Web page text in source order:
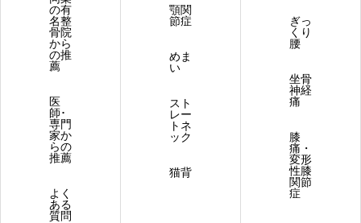
の有
名整
骨院
から
の推
薦
医
師･
専門
家か
らの
推薦
よく
ある
質問
顎関
節症
めま
い
スト
レー
トネ
ック
猫背
ぎっ
くり
腰
坐骨
神経
痛
膝
痛・
変形
性膝
関節
症